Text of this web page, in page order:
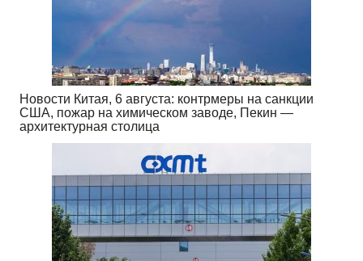
Новости Китая, 6 августа: контрмеры на санкции
США, пожар на химическом заводе, Пекин —
архитектурная столица